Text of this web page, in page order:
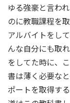
ゆる強豪と言わ
のに教職課程を
アルバイトをし
んな自分にも取
をしてた時に、
書は薄く必要な
ポートを取得す